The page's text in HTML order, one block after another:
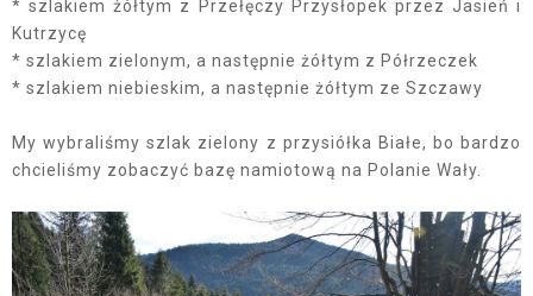
* szlakiem żółtym z Przełęczy Przysłopek przez Jasień i
Kutrzycę
* szlakiem zielonym, a następnie żółtym z Półrzeczek
* szlakiem niebieskim, a następnie żółtym ze Szczawy
My wybraliśmy szlak zielony z przysiółka Białe, bo bardzo
chcieliśmy zobaczyć bazę namiotową na Polanie Wały.